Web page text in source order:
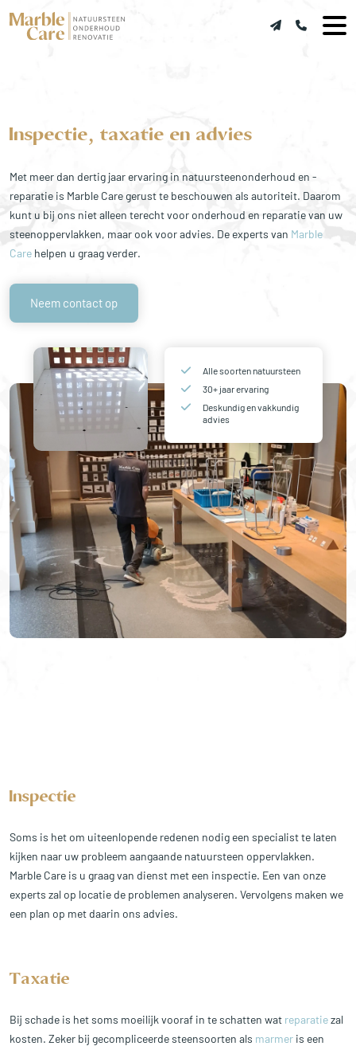
Inspectie, taxatie en advies
Met meer dan dertig jaar ervaring in natuursteenonderhoud en -
reparatie is Marble Care gerust te beschouwen als autoriteit. Daarom
kunt u bij ons niet alleen terecht voor onderhoud en reparatie van uw
steenoppervlakken, maar ook voor advies. De experts van Marble
Care helpen u graag verder.
Neem contact op
Alle soorten natuursteen
30+ jaar ervaring
Deskundig en vakkundig
advies
Inspectie
Soms is het om uiteenlopende redenen nodig een specialist te laten
kijken naar uw probleem aangaande natuursteen oppervlakken.
Marble Care is u graag van dienst met een inspectie. Een van onze
experts zal op locatie de problemen analyseren. Vervolgens maken we
een plan op met daarin ons advies.
Taxatie
Bij schade is het soms moeilijk vooraf in te schatten wat reparatiezal
kosten. Zeker bij gecompliceerde steensoorten als marmer is een